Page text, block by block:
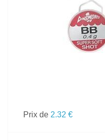
VOIR
Prix de 2.32 €